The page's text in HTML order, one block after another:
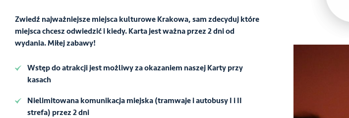
Zwiedź najważniejsze miejsca kulturowe Krakowa, sam zdecyduj które
miejsca chcesz odwiedzić i kiedy. Karta jest ważna przez 2 dni od
wydania. Miłej zabawy!
Wstęp do atrakcji jest możliwy za okazaniem naszej Karty przy
kasach
Nielimitowana komunikacja miejska (tramwaje i autobusy I i II
strefa) przez 2 dni